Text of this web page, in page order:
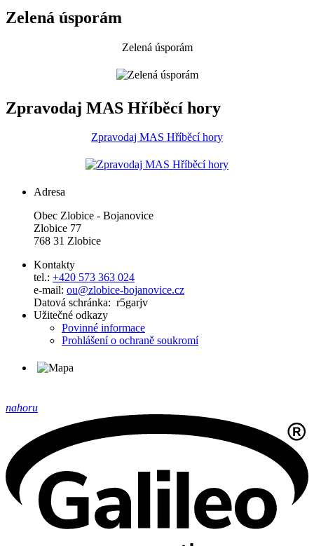
Zelená úsporám
Zelená úsporám
Zpravodaj MAS Hříběcí hory
Zpravodaj MAS Hříběcí hory
Adresa
Obec Zlobice - Bojanovice
Zlobice 77
768 31 Zlobice
Kontakty
tel.: +420 573 363 024
e-mail: ou@zlobice-bojanovice.cz
Datová schránka: r5garjv
Užitečné odkazy
Povinné informace
Prohlášení o ochraně soukromí
nahoru